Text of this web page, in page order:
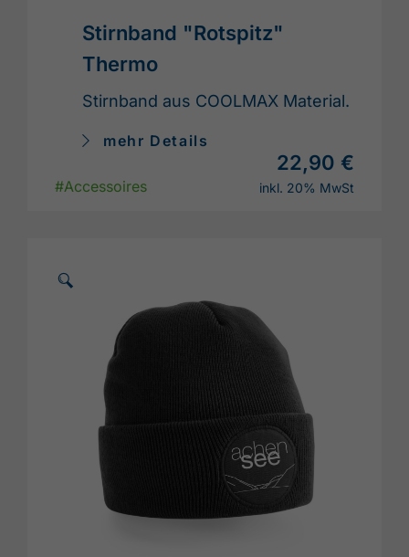
Stirnband "Rotspitz"
Thermo
Stirnband aus COOLMAX Material.
mehr Details
#Accessoires
22,90 €
inkl. 20% MwSt
🗵